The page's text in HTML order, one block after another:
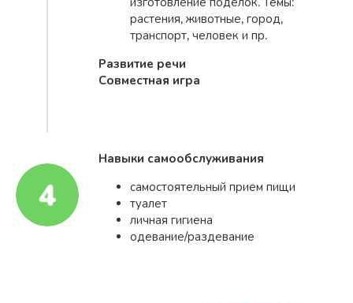
растения, животные, город,
транспорт, человек и пр.
Развитие речи
Совместная игра
Навыки самообслуживания
самостоятельный прием пищи
туалет
личная гигиена
одевание/раздевание